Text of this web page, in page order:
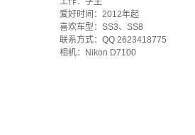
爱好时间：2012年起
喜欢车型：SS3、SS8
联系方式：QQ 2623418775
相机：Nikon D7100